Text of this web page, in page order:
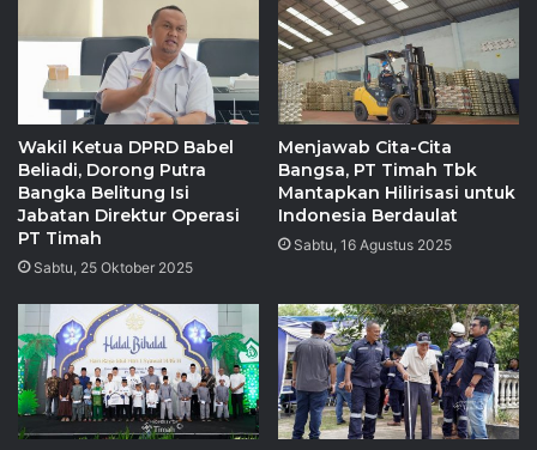
Wakil Ketua DPRD Babel
Beliadi, Dorong Putra
Bangka Belitung Isi
Jabatan Direktur Operasi
PT Timah
Sabtu, 25 Oktober 2025
Menjawab Cita-Cita
Bangsa, PT Timah Tbk
Mantapkan Hilirisasi untuk
Indonesia Berdaulat
Sabtu, 16 Agustus 2025